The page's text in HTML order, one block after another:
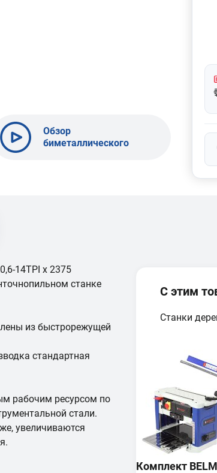
Обзор
биметаллического
14TPI x 2375
станке
из быстрорежущей
стандартная
рабочим ресурсом по
стали.
увеличиваются
С этим
Станки
Комплект